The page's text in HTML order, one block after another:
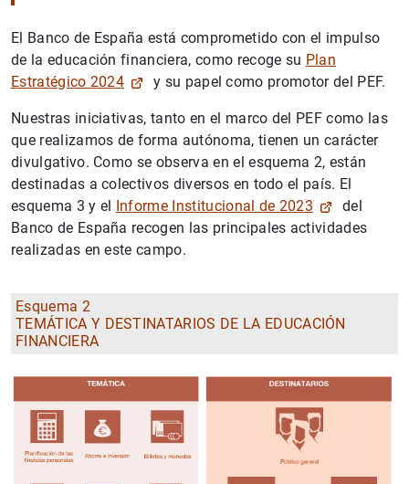
El Banco de España está comprometido con el impulso
de la educación financiera, como recoge su Plan
Estratégico 2024
y su papel como promotor del PEF.
Nuestras iniciativas, tanto en el marco del PEF como las
que realizamos de forma autónoma, tienen un carácter
divulgativo. Como se observa en el esquema 2, están
destinadas a colectivos diversos en todo el país. El
esquema 3 y el Informe Institucional de 2023
del
Banco de España recogen las principales actividades
realizadas en este campo.
Esquema 2
TEMÁTICA Y DESTINATARIOS DE LA EDUCACIÓN
FINANCIERA